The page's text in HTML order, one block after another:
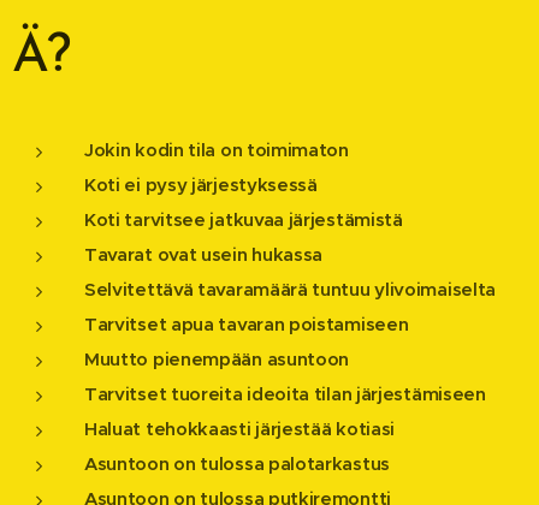
Ä?
Jokin kodin tila on toimimaton
Koti ei pysy järjestyksessä
Koti tarvitsee jatkuvaa järjestämistä
Tavarat ovat usein hukassa
Selvitettävä tavaramäärä tuntuu ylivoimaiselta
Tarvitset apua tavaran poistamiseen
Muutto pienempään asuntoon
Tarvitset tuoreita ideoita tilan järjestämiseen
Haluat tehokkaasti järjestää kotiasi
Asuntoon on tulossa palotarkastus
Asuntoon on tulossa putkiremontti